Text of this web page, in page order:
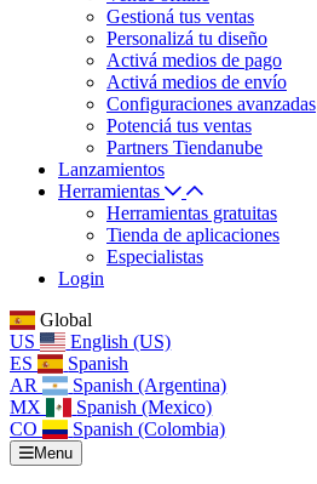
Gestioná tus ventas
Personalizá tu diseño
Activá medios de pago
Activá medios de envío
Configuraciones avanzadas
Potenciá tus ventas
Partners Tiendanube
Lanzamientos
Herramientas
Herramientas gratuitas
Tienda de aplicaciones
Especialistas
Login
Global
US
English (US)
ES
Spanish
AR
Spanish (Argentina)
MX
Spanish (Mexico)
CO
Spanish (Colombia)
Menu